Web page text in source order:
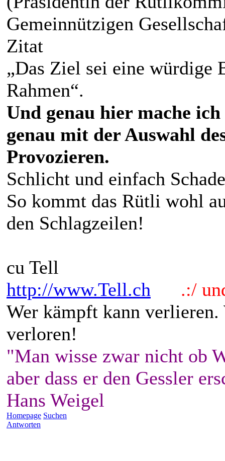
Gemeinnützigen
Zitat
„Das Ziel sei eine würdige
Rahmen“.
Und genau hier mache
genau mit der Auswahl
Provozieren.
Schlicht und einfach
So kommt das Rütli wohl
den Schlagzeilen!
cu Tell
http://www.Tell.ch
.:/
Wer kämpft kann
verloren!
"Man wisse zwar nicht ob
aber dass er den Gessler
Hans Weigel
Homepage Suchen
Antworten